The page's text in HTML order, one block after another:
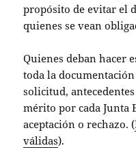
propósito de evitar el
quienes se vean
Quienes deban hacer
toda la
solicitud,
mérito por cada Junta
aceptación o rechazo. (
válidas).